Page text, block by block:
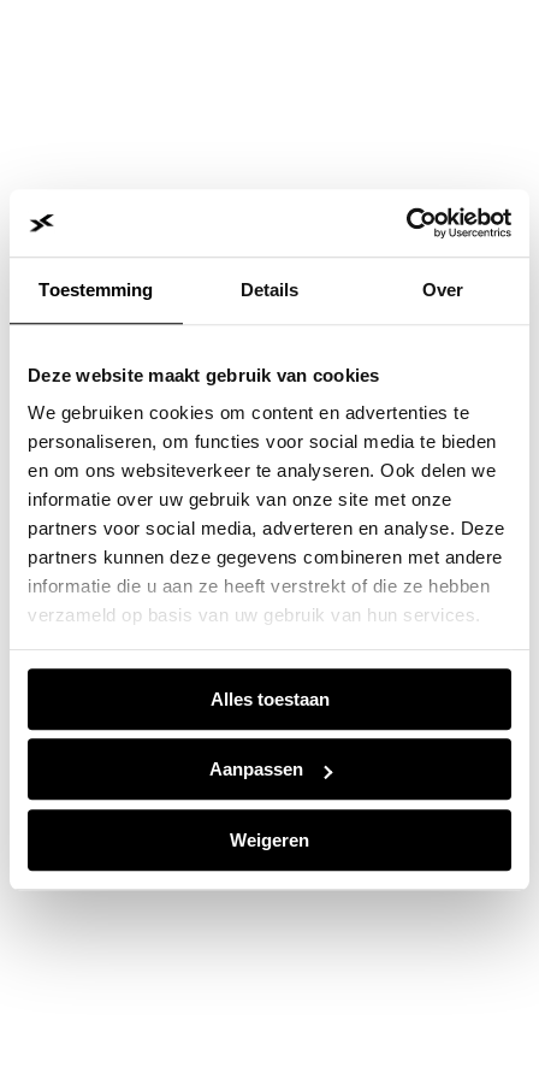
Toestemming Details Over
Deze website maakt gebruik van cookies
We gebruiken cookies om content en advertenties te
personaliseren, om functies voor social media te bieden
en om ons websiteverkeer te analyseren. Ook delen we
informatie over uw gebruik van onze site met onze
partners voor social media, adverteren en analyse. Deze
partners kunnen deze gegevens combineren met andere
informatie die u aan ze heeft verstrekt of die ze hebben
verzameld op basis van uw gebruik van hun services.
Alles toestaan
Aanpassen
Weigeren
Application error: a client-side exception has occurred while
loadingwww.jvk.nl(see the browser consolefor more
information).